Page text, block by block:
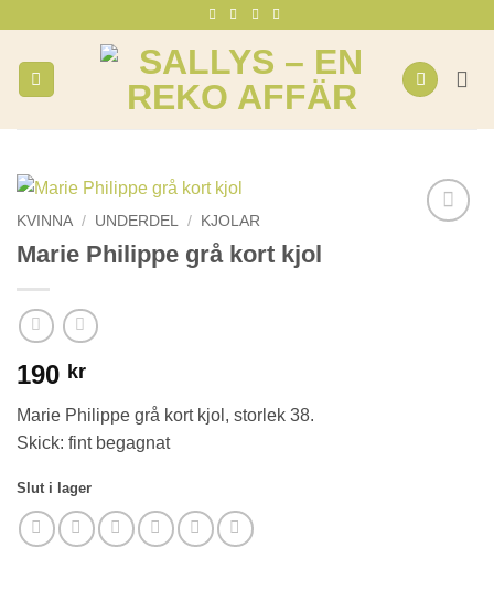
content
KVINNA / UNDERDEL / KJOLAR
Marie Philippe grå kort kjol
190 kr
Marie Philippe grå kort kjol, storlek 38.
Skick: fint begagnat
Slut i lager